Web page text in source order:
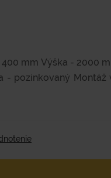
mm Výška - 2000
- pozinkovaný